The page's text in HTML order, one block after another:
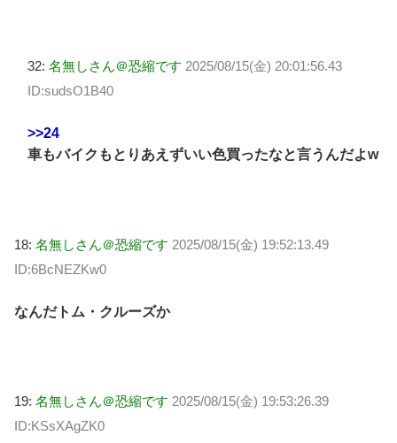
32: 名無しさん＠恐縮です 2025/08/15(金) 20:01:56.43
ID:sudsO1B40
>>24
車もバイクもとりあえずいい色買ったなと言うんだよw
18: 名無しさん＠恐縮です 2025/08/15(金) 19:52:13.49
ID:6BcNEZKw0
なんだトム・クルーズか
19: 名無しさん＠恐縮です 2025/08/15(金) 19:53:26.39
ID:KSsXAgZK0